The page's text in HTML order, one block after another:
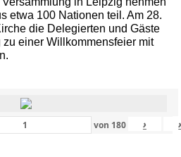
etwa 100 Nationen teil. Am 28.
die Delegierten und Gäste
einer Willkommensfeier mit
von 180 ›